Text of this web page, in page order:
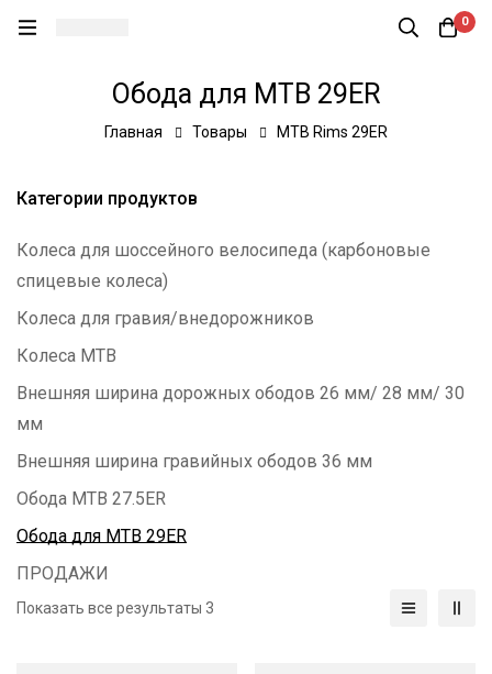
0
Обода для MTB 29ER
Главная Товары MTB Rims 29ER
Категории продуктов
Колеса для шоссейного велосипеда (карбоновые
спицевые колеса)
Колеса для гравия/внедорожников
Колеса MTB
Внешняя ширина дорожных ободов 26 мм/ 28 мм/ 30
мм
Внешняя ширина гравийных ободов 36 мм
Обода MTB 27.5ER
Обода для MTB 29ER
ПРОДАЖИ
Показать все результаты 3